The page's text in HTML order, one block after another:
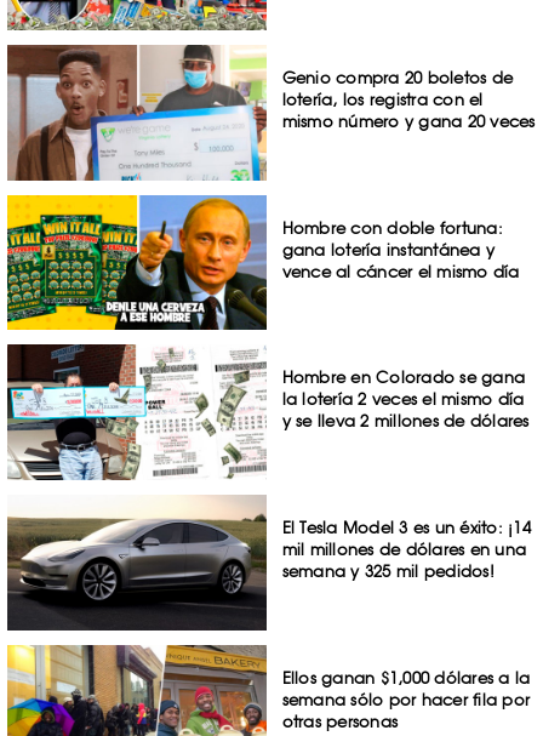
Genio compra 20 boletos de
lotería, los registra con el
mismo número y gana 20 veces
Hombre con doble fortuna:
gana lotería instantánea y
vence al cáncer el mismo día
Hombre en Colorado se gana
la lotería 2 veces el mismo día
y se lleva 2 millones de dólares
El Tesla Model 3 es un éxito: ¡14
mil millones de dólares en una
semana y 325 mil pedidos!
Ellos ganan $1,000 dólares a la
semana sólo por hacer fila por
otras personas